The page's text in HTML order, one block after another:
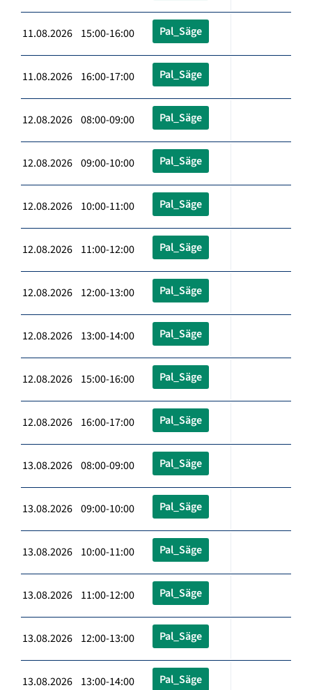
11.08.2026 15:00-16:00 Pal_Säge
11.08.2026 16:00-17:00 Pal_Säge
12.08.2026 08:00-09:00 Pal_Säge
12.08.2026 09:00-10:00 Pal_Säge
12.08.2026 10:00-11:00 Pal_Säge
12.08.2026 11:00-12:00 Pal_Säge
12.08.2026 12:00-13:00 Pal_Säge
12.08.2026 13:00-14:00 Pal_Säge
12.08.2026 15:00-16:00 Pal_Säge
12.08.2026 16:00-17:00 Pal_Säge
13.08.2026 08:00-09:00 Pal_Säge
13.08.2026 09:00-10:00 Pal_Säge
13.08.2026 10:00-11:00 Pal_Säge
13.08.2026 11:00-12:00 Pal_Säge
13.08.2026 12:00-13:00 Pal_Säge
13.08.2026 13:00-14:00 Pal_Säge